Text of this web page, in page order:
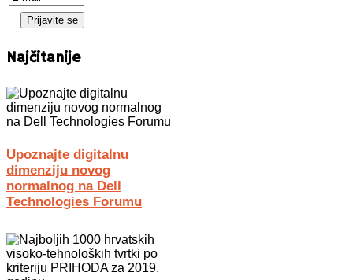
Najčitanije
Upoznajte digitalnu
dimenziju novog
normalnog na Dell
Technologies Forumu